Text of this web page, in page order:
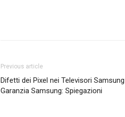
Previous article
Difetti dei Pixel nei Televisori
Garanzia Samsung: Spiegazioni